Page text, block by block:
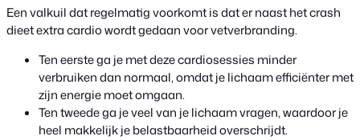
Een valkuil dat regelmatig voorkomt is dat er naast het crash
dieet extra cardio wordt gedaan voor vetverbranding.
Ten eerste ga je met deze cardiosessies minder
verbruiken dan normaal, omdat je lichaam efficiënter met
zijn energie moet omgaan.
Ten tweede ga je veel van je lichaam vragen, waardoor je
heel makkelijk je belastbaarheid overschrijdt.